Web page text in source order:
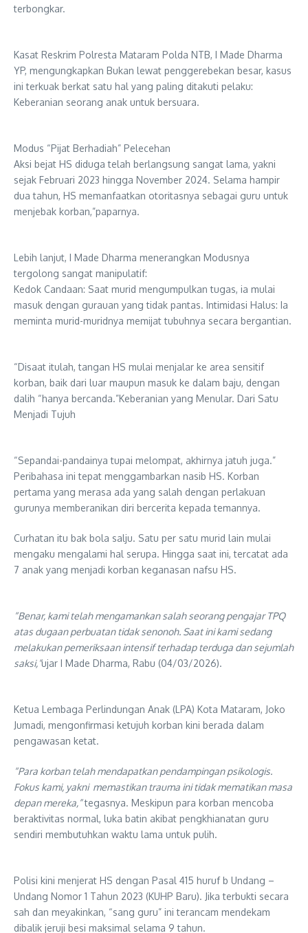
terbongkar.
Kasat Reskrim Polresta Mataram Polda NTB, I Made Dharma
YP, mengungkapkan Bukan lewat penggerebekan besar, kasus
ini terkuak berkat satu hal yang paling ditakuti pelaku:
Keberanian seorang anak untuk bersuara.
Modus “Pijat Berhadiah” Pelecehan
​Aksi bejat HS diduga telah berlangsung sangat lama, yakni
sejak Februari 2023 hingga November 2024. Selama hampir
dua tahun, HS memanfaatkan otoritasnya sebagai guru untuk
menjebak korban,”paparnya.
Lebih lanjut, I Made Dharma menerangkan Modusnya
tergolong sangat manipulatif:
​Kedok Candaan: Saat murid mengumpulkan tugas, ia mulai
masuk dengan gurauan yang tidak pantas. ​Intimidasi Halus: Ia
meminta murid-muridnya memijat tubuhnya secara bergantian.
“Disaat itulah, tangan HS mulai menjalar ke area sensitif
korban, baik dari luar maupun masuk ke dalam baju, dengan
dalih “hanya bercanda.”Keberanian yang Menular. Dari Satu
Menjadi Tujuh
“Sepandai-pandainya tupai melompat, akhirnya jatuh juga.”
Peribahasa ini tepat menggambarkan nasib HS. Korban
pertama yang merasa ada yang salah dengan perlakuan
gurunya memberanikan diri bercerita kepada temannya.
​Curhatan itu bak bola salju. Satu per satu murid lain mulai
mengaku mengalami hal serupa. Hingga saat ini, tercatat ada
7 anak yang menjadi korban keganasan nafsu HS.
“Benar, kami telah mengamankan salah seorang pengajar TPQ
atas dugaan perbuatan tidak senonoh. Saat ini kami sedang
melakukan pemeriksaan intensif terhadap terduga dan sejumlah
saksi,”ujar I Made Dharma, Rabu (04/03/2026).
Ketua Lembaga Perlindungan Anak (LPA) Kota Mataram, Joko
Jumadi, mengonfirmasi ketujuh korban kini berada dalam
pengawasan ketat.
“Para korban telah mendapatkan pendampingan psikologis.
Fokus kami, yakni memastikan trauma ini tidak mematikan masa
depan mereka,”tegasnya. Meskipun para korban mencoba
beraktivitas normal, luka batin akibat pengkhianatan guru
sendiri membutuhkan waktu lama untuk pulih.
Polisi kini menjerat HS dengan Pasal 415 huruf b Undang –
Undang Nomor 1 Tahun 2023 (KUHP Baru). Jika terbukti secara
sah dan meyakinkan, “sang guru” ini terancam mendekam
dibalik jeruji besi maksimal selama 9 tahun.